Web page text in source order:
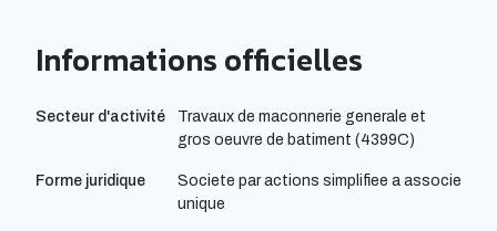
Informations officielles
Secteur d'activité
Travaux de maconnerie generale et
gros oeuvre de batiment (4399C)
Forme juridique
Societe par actions simplifiee a associe
unique